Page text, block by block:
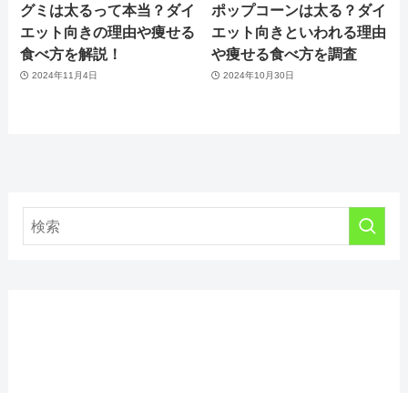
グミは太るって本当？ダイ
エット向きの理由や痩せる
食べ方を解説！
2024年11月4日
ポップコーンは太る？ダイ
エット向きといわれる理由
や痩せる食べ方を調査
2024年10月30日